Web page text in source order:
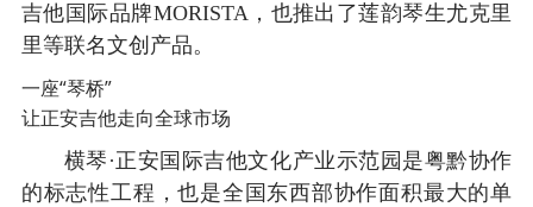
吉他国际品牌MORISTA，也推出了莲韵琴生尤克里
里等联名文创产品。
一座“琴桥”
让正安吉他走向全球市场
横琴·正安国际吉他文化产业示范园是粤黔协作
的标志性工程，也是全国东西部协作面积最大的单